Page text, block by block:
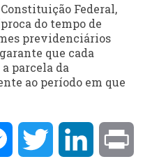
Federal,
do tempo de
previdenciários
que cada
parcela da
ao período em que
MessengerTwitter LinkedIn